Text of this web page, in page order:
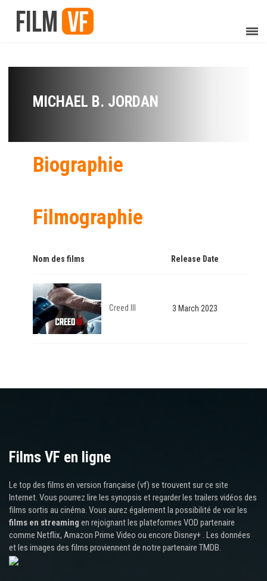
MICHAEL B. JORDAN
Biographie
Filmographie
Nom des films Release Date
Creed III 3 March 2023
Films VF en ligne
Le top des films en version française (vf) se trouvent sur ce site
Internet. Vous pourrez lire les synopsis et regarder les trailers vidéos des
films sortis au cinéma. Vous aurez également la possibilité de voir les
films en streaming en rejoignant les plateformes VOD partenaire
comme Netflix, Amazon Prime Video ou encore Disney+ . Les données
et les images des films proviennent de notre partenaire TMDB.